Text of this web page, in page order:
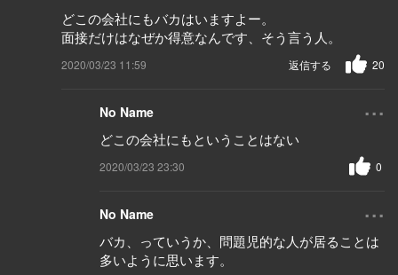
どこの会社にもバカはいますよー。
面接だけはなぜか得意なんです、そう言う人。
2020/03/23 11:59 20
返信する
No Name ...
どこの会社にもということはない
2020/03/23 23:30 0
No Name ...
バカ、っていうか、問題児的な人が居ることは
多いように思います。